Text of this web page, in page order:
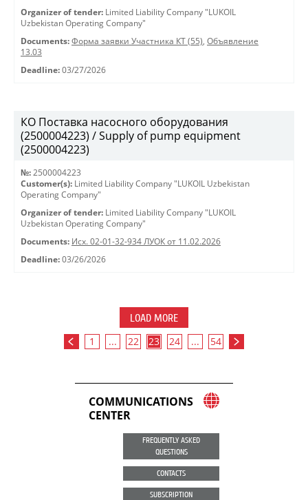
Organizer of tender: Limited Liability Company "LUKOIL
Uzbekistan Operating Company"
Documents: Форма заявки Участника КТ (55), Объявление
13.03
Deadline: 03/27/2026
КО Поставка насосного оборудования
(2500004223) / Supply of pump equipment
(2500004223)
№: 2500004223
Customer(s): Limited Liability Company "LUKOIL Uzbekistan
Operating Company"
Organizer of tender: Limited Liability Company "LUKOIL
Uzbekistan Operating Company"
Documents: Исх. 02-01-32-934 ЛУОК от 11.02.2026
Deadline: 03/26/2026
LOAD MORE
1 ... 22 23 24 ... 54
COMMUNICATIONS
CENTER
FREQUENTLY ASKED
QUESTIONS
CONTACTS
SUBSCRIPTION